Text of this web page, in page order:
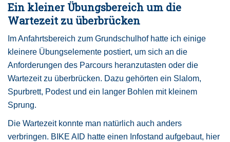
Ein kleiner Übungsbereich um die
Wartezeit zu überbrücken
Im Anfahrtsbereich zum Grundschulhof hatte ich einige
kleinere Übungselemente postiert, um sich an die
Anforderungen des Parcours heranzutasten oder die
Wartezeit zu überbrücken. Dazu gehörten ein Slalom,
Spurbrett, Podest und ein langer Bohlen mit kleinem
Sprung.
Die Wartezeit konnte man natürlich auch anders
verbringen. BIKE AID hatte einen Infostand aufgebaut, hier